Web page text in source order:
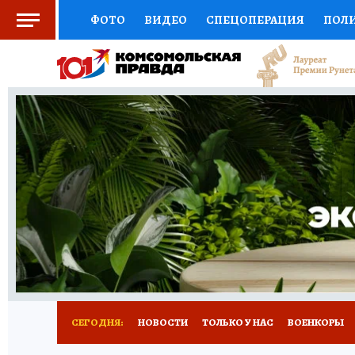
ФОТО ВИДЕО СПЕЦОПЕРАЦИЯ
СОЦПОДДЕРЖКА НАУКА СПОРТ
ВЫБОР ЭКСПЕРТОВ ДОКТОР
КНИЖНАЯ ПОЛКА ПРОГНОЗЫ НА СПОРТ
ПРЕСС-ЦЕНТР НЕДВИЖИМОСТЬ
РАДИО КП РЕКЛАМА ТЕСТЫ НОВОЕ
СЕГОДНЯ: НОВОСТИ ТОЛЬКО У НАС ВОЕНКОРЫ